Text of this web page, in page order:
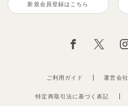
新規会員登録はこちら
ご利用ガイド 運営会社
特定商取引法に基づく表記